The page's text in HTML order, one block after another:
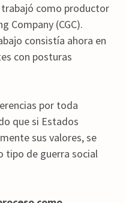
trabajó como productor
Company (CGC).
consistía ahora en
con posturas
por toda
que si Estados
sus valores, se
tipo de guerra social